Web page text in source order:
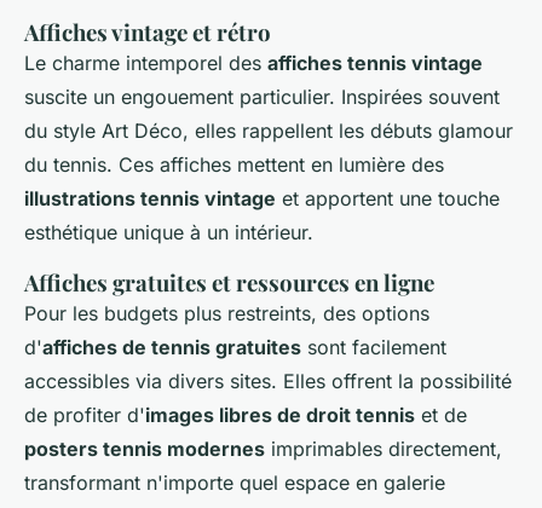
Affiches vintage et rétro
Le charme intemporel des affiches tennis vintage
suscite un engouement particulier. Inspirées souvent
du style Art Déco, elles rappellent les débuts glamour
du tennis. Ces affiches mettent en lumière des
illustrations tennis vintage et apportent une touche
esthétique unique à un intérieur.
Affiches gratuites et ressources en ligne
Pour les budgets plus restreints, des options
d'affiches de tennis gratuites sont facilement
accessibles via divers sites. Elles offrent la possibilité
de profiter d'images libres de droit tennis et de
posters tennis modernes imprimables directement,
transformant n'importe quel espace en galerie